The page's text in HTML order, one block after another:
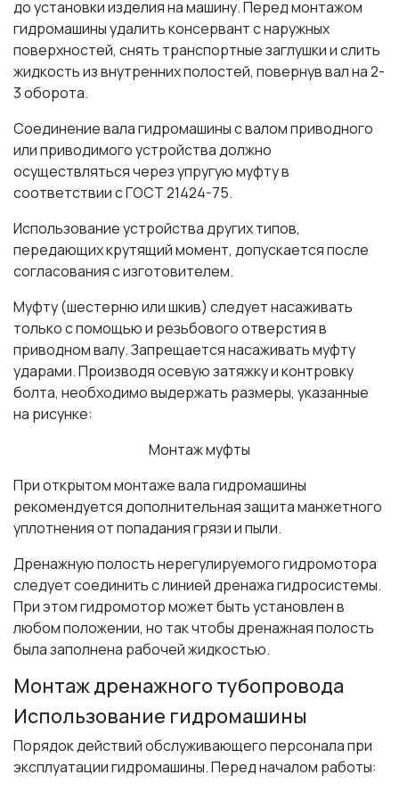
до установки изделия на машину. Перед монтажом
гидромашины удалить консервант с наружных
поверхностей, снять транспортные заглушки и слить
жидкость из внутренних полостей, повернув вал на 2-
3 оборота.
Соединение вала гидромашины с валом приводного
или приводимого устройства должно
осуществляться через упругую муфту в
соответствии с ГОСТ 21424-75.
Использование устройства других типов,
передающих крутящий момент, допускается после
согласования с изготовителем.
Муфту (шестерню или шкив) следует насаживать
только с помощью и резьбового отверстия в
приводном валу. Запрещается насаживать муфту
ударами. Производя осевую затяжку и контровку
болта, необходимо выдержать размеры, указанные
на рисунке:
Монтаж муфты
При открытом монтаже вала гидромашины
рекомендуется дополнительная защита манжетного
уплотнения от попадания грязи и пыли.
Дренажную полость нерегулируемого гидромотора
следует соединить с линией дренажа гидросистемы.
При этом гидромотор может быть установлен в
любом положении, но так чтобы дренажная полость
была заполнена рабочей жидкостью.
Монтаж дренажного тубопровода
Использование гидромашины
Порядок действий обслуживающего персонала при
эксплуатации гидромашины. Перед началом работы: